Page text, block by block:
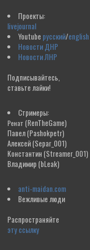
Проекты:
livejournal
Youtube русский/english
Новости ДНР
Новости ЛНР
Подписывайтесь,
ставьте лайки!
Стримеры:
Ренат (RenTheGame)
Павел(Pashokpetr)
Алексей(Separ_001)
Константин (Streamer_001)
Владимир (bLeak)
anti-maidan.com
Вежливые люди
Распространяйте
эту ссылку